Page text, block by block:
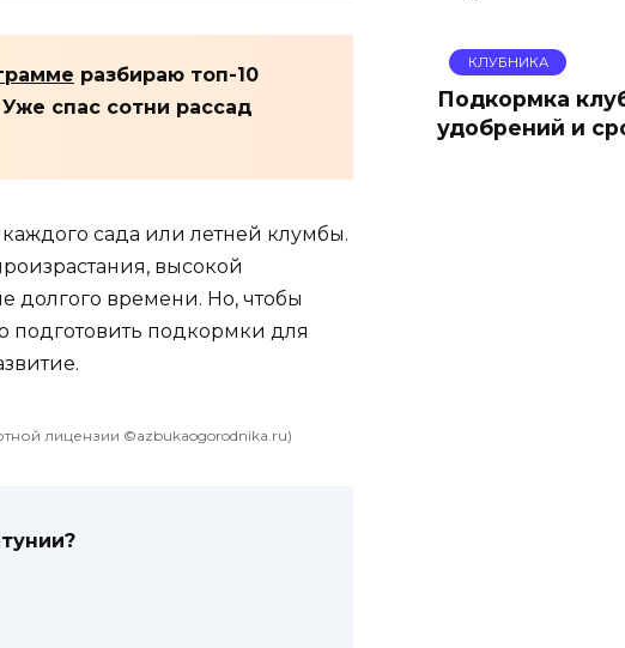
разбираю топ-10
спас сотни рассад
сада или летней клумбы.
высокой
долгого времени. Но, чтобы
подготовить подкормки для
лицензии ©azbukaogorodnika.ru)
КЛУБНИКА
Подкормка
удобрений и